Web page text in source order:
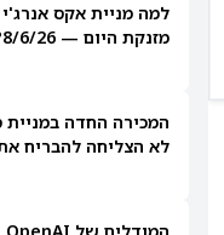
מזנקת היום — 8/6/26?
לא הצליחה להבריח